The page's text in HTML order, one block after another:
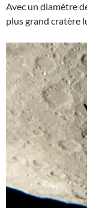
Avec un diamètre
plus grand cratère